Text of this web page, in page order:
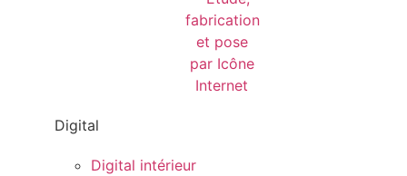
Digital
Digital intérieur